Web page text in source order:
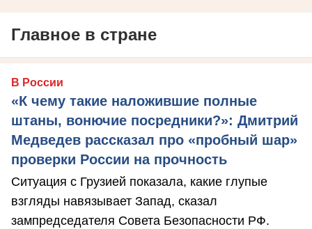
Главное в стране
В России
«К чему такие наложившие полные
штаны, вонючие посредники?»: Дмитрий
Медведев рассказал про «пробный шар»
проверки России на прочность
Ситуация с Грузией показала, какие глупые
взгляды навязывает Запад, сказал
зампредседателя Совета Безопасности РФ.